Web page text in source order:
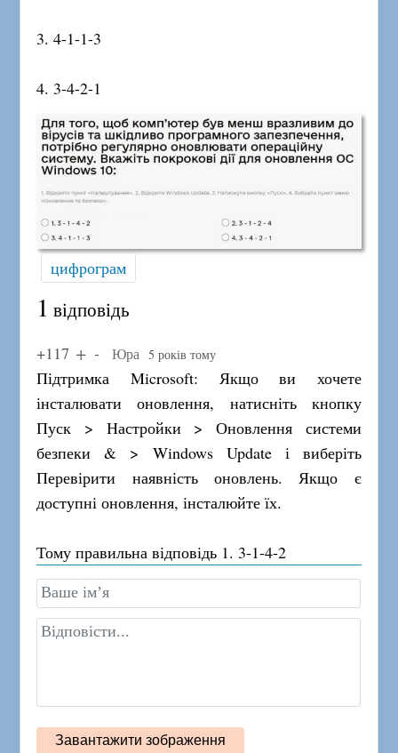
3. 4-1-1-3
4. 3-4-2-1
цифрограм
1 відповідь
+117 Юра 5 років тому
Підтримка Microsoft: Якщо ви хочете
інсталювати оновлення, натисніть кнопку
Пуск > Настройки > Оновлення системи
безпеки & > Windows Update і виберіть
Перевірити наявність оновлень. Якщо є
доступні оновлення, інсталюйте їх.
Тому правильна відповідь 1. 3-1-4-2